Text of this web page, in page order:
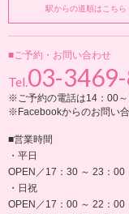
駅からの道順はこちら
■ご予約・お問い合わせ
Tel.03-
※ご予約の電話は14：00～
※Facebookからのお問い
■営業時間
・平日
OPEN／17：30
・日祝
OPEN／17：00 ～ 22：00